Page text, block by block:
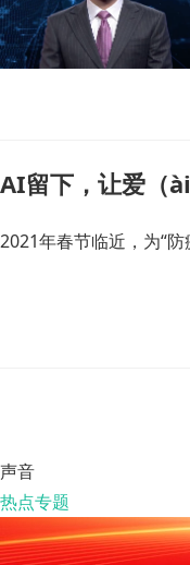
AI留下，让爱（
2021年春节临近，为“防
声音
热点专题